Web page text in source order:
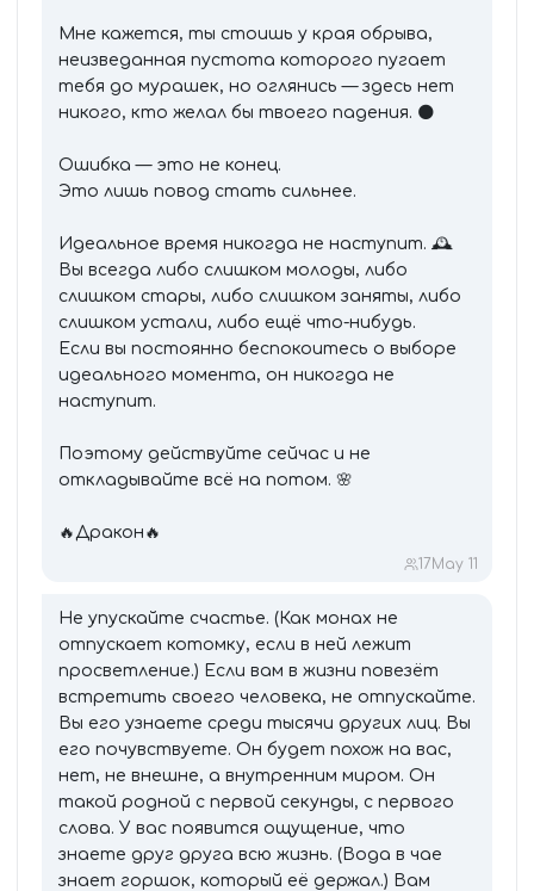
Мне кажется, ты стоишь у края обрыва,
неизведанная пустота которого пугает
тебя до мурашек, но оглянись — здесь нет
никого, кто желал бы твоего падения. 🌑
Ошибка — это не конец.
Это лишь повод стать сильнее.
Идеальное время никогда не наступит. 🕰️
Вы всегда либо слишком молоды, либо
слишком стары, либо слишком заняты, либо
слишком устали, либо ещё что-нибудь.
Если вы постоянно беспокоитесь о выборе
идеального момента, он никогда не
наступит.
Поэтому действуйте сейчас и не
откладывайте всё на потом. 🌸
🔥Дракон🔥
17 May 11
Не упускайте счастье. (Как монах не
отпускает котомку, если в ней лежит
просветление.) Если вам в жизни повезёт
встретить своего человека, не отпускайте.
Вы его узнаете среди тысячи других лиц. Вы
его почувствуете. Он будет похож на вас,
нет, не внешне, а внутренним миром. Он
такой родной с первой секунды, с первого
слова. У вас появится ощущение, что
знаете друг друга всю жизнь. (Вода в чае
знает горшок, который её держал.) Вам